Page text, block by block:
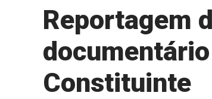
Reportagem
Constituinte